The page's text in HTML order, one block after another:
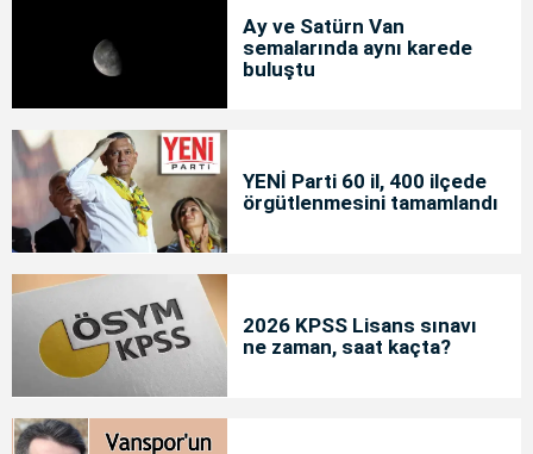
Ay ve Satürn Van
semalarında aynı karede
buluştu
YENİ Parti 60 il, 400 ilçede
örgütlenmesini tamamlandı
2026 KPSS Lisans sınavı
ne zaman, saat kaçta?